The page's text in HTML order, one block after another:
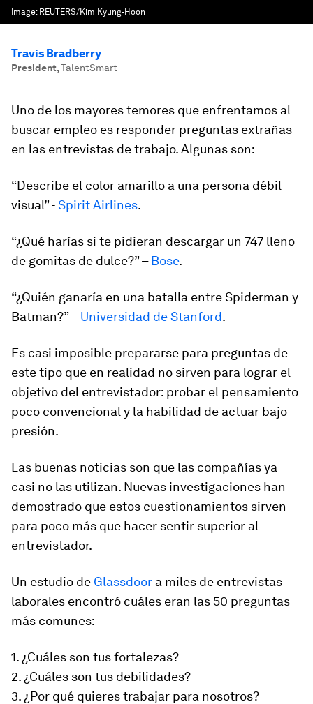
Image: REUTERS/Kim Kyung-Hoon
Travis Bradberry
President,TalentSmart
Uno de los mayores temores que enfrentamos al
buscar empleo es responder preguntas extrañas
en las entrevistas de trabajo. Algunas son:
“Describe el color amarillo a una persona débil
visual” -Spirit Airlines.
“¿Qué harías si te pidieran descargar un 747 lleno
de gomitas de dulce?” –Bose.
“¿Quién ganaría en una batalla entre Spiderman y
Batman?” –Universidad de Stanford.
Es casi imposible prepararse para preguntas de
este tipo que en realidad no sirven para lograr el
objetivo del entrevistador: probar el pensamiento
poco convencional y la habilidad de actuar bajo
presión.
Las buenas noticias son que las compañías ya
casi no las utilizan. Nuevas investigaciones han
demostrado que estos cuestionamientos sirven
para poco más que hacer sentir superior al
entrevistador.
Un estudio de Glassdoor a miles de entrevistas
laborales encontró cuáles eran las 50 preguntas
más comunes:
1. ¿Cuáles son tus fortalezas?
2. ¿Cuáles son tus debilidades?
3. ¿Por qué quieres trabajar para nosotros?